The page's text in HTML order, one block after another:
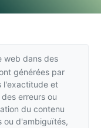
web dans des
générées par
l'exactitude et
erreurs ou
du contenu
ou d'ambiguïtés,